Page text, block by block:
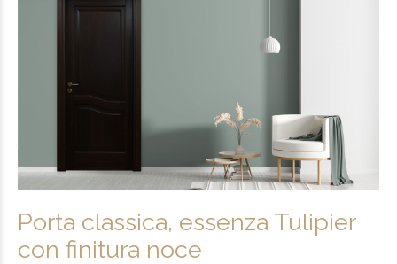
Porta classica, essenza Tulipier
con finitura noce